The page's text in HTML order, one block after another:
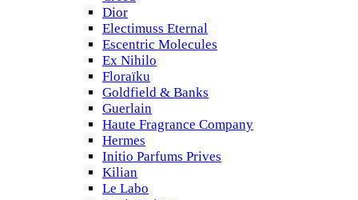
Dior
Electimuss Eternal
Escentric Molecules
Ex Nihilo
Floraïku
Goldfield & Banks
Guerlain
Haute Fragrance Company
Hermes
Initio Parfums Prives
Kilian
Le Labo